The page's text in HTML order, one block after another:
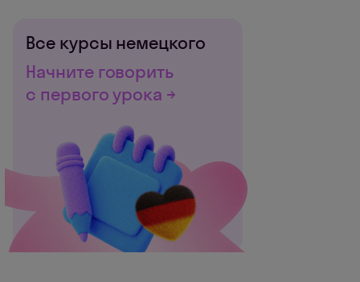
Все курсы немецкого
Начните говорить
с первого урока →